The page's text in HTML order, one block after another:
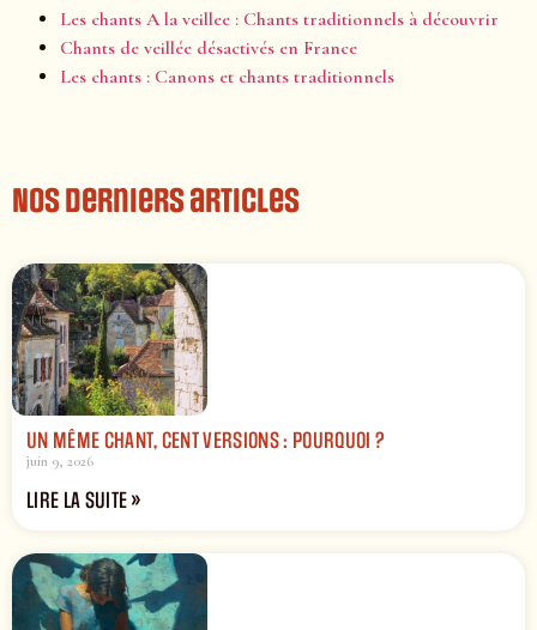
Les chants A la veillee : Chants traditionnels à découvrir
Chants de veillée désactivés en France
Les chants : Canons et chants traditionnels
Nos derniers articles
UN MÊME CHANT, CENT VERSIONS : POURQUOI ?
juin 9, 2026
LIRE LA SUITE »